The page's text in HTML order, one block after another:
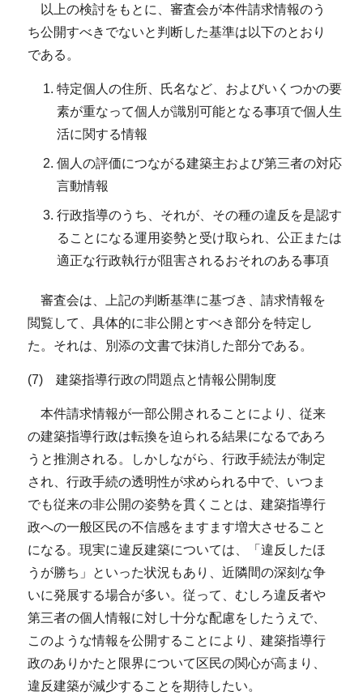
以上の検討をもとに、審査会が本件請求情報のう
ち公開すべきでないと判断した基準は以下のとおり
である。
特定個人の住所、氏名など、およびいくつかの要
素が重なって個人が識別可能となる事項で個人生
活に関する情報
個人の評価につながる建築主および第三者の対応
言動情報
行政指導のうち、それが、その種の違反を是認す
ることになる運用姿勢と受け取られ、公正または
適正な行政執行が阻害されるおそれのある事項
審査会は、上記の判断基準に基づき、請求情報を
閲覧して、具体的に非公開とすべき部分を特定し
た。それは、別添の文書で抹消した部分である。
(7) 建築指導行政の問題点と情報公開制度
本件請求情報が一部公開されることにより、従来
の建築指導行政は転換を迫られる結果になるであろ
うと推測される。しかしながら、行政手続法が制定
され、行政手続の透明性が求められる中で、いつま
でも従来の非公開の姿勢を貫くことは、建築指導行
政への一般区民の不信感をますます増大させること
になる。現実に違反建築については、「違反したほ
うが勝ち」といった状況もあり、近隣間の深刻な争
いに発展する場合が多い。従って、むしろ違反者や
第三者の個人情報に対し十分な配慮をしたうえで、
このような情報を公開することにより、建築指導行
政のありかたと限界について区民の関心が高まり、
違反建築が減少することを期待したい。